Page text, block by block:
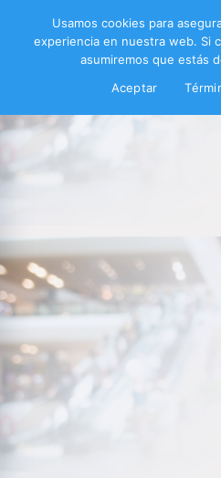
Usamos cookies para
experiencia en nuestra web. Si
asumiremos que estás
Aceptar